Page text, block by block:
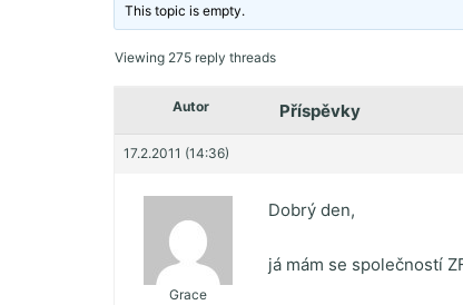
This topic is empty.
Viewing 275 reply threads
Autor Příspěvky
17.2.2011 (14:36)
Grace
Dobrý den,
já mám se společností